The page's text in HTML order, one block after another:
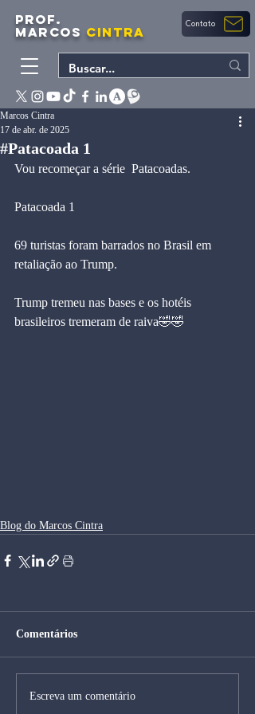
PROF.
MARCOS CINTRA Contato
#Patacoada 1
Marcos Cintra
17 de abr. de 2025
Vou recomeçar a série  Patacoadas.
Patacoada 1
69 turistas foram barrados no Brasil em
retaliação ao Trump.
Trump tremeu nas bases e os hotéis
brasileiros tremeram de raiva🤣🤣
Blog do Marcos Cintra
Comentários
Escreva um comentário